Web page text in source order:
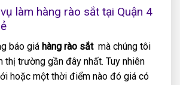
làm hàng rào sắt tại Quận 4
báo giá hàng rào sắtmà chúng tôi
thị trường gần đây nhất. Tuy nhiên
hoặc một thời điểm nào đó giá có